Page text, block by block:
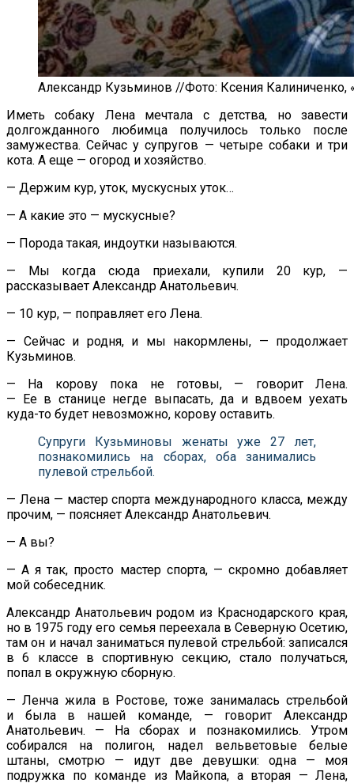
Александр Кузьминов //Фото: Ксения Калиниченко,
Иметь собаку Лена мечтала с
детства, но
завести
долгожданного любимца получилось только после
замужества. Сейчас у супругов — четыре собаки и три
кота. А еще — огород и хозяйство.
— Держим кур, уток, мускусных уток…
— А какие это — мускусные?
— Порода такая, индоутки называются.
—
Мы когда сюда приехали, купили 20 кур,
—
рассказывает Александр Анатольевич.
— 10 кур, — поправляет его Лена.
— Сейчас и родня, и мы накормлены, — продолжает
Кузьминов.
—
На корову пока не готовы, — говорит Лена.
—
Ее в станице негде выпасать, да и вдвоем уехать
куда-то будет невозможно, корову оставить.
Супруги Кузьминовы женаты уже 27 лет,
познакомились на
сборах, оба занимались
пулевой стрельбой.
— Лена — мастер спорта международного класса, между
прочим, — поясняет Александр Анатольевич.
— А вы?
— А я так, просто мастер спорта, — скромно добавляет
мой собеседник.
Александр Анатольевич родом из Краснодарского края,
но в 1975 году его семья переехала в Северную Осетию,
там он и начал заниматься пулевой стрельбой: записался
в 6 классе в спортивную секцию, стало получаться,
попал в окружную сборную.
— Ленча жила в Ростове, тоже занималась стрельбой
и
была в нашей команде, — говорит Александр
Анатольевич. — На сборах и
познакомились. Утром
собирался на
полигон, надел вельветовые белые
штаны, смотрю
— идут две девушки: одна — моя
подружка по команде из Майкопа, а вторая — Лена,